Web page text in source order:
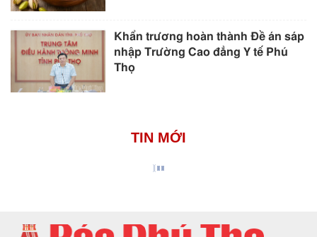
Khẩn trương hoàn thành Đề án sáp
nhập Trường Cao đẳng Y tế Phú
Thọ
TIN MỚI